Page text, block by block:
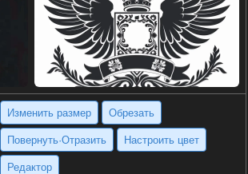
Изменить размер Обрезать
Повернуть·Отразить Настроить цвет
Редактор